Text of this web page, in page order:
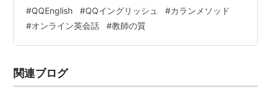
豊富なカリキュラム 月4回・8回・16回・30回、計画的
に選べる会費プラン 初めてでも安心、日本人スタッフの
サポート体制 開校15年、世界累計5,000万レッスンとい
カランメソッドだけじゃない、多彩なレッスンスタイ…
#QQEnglish #QQイングリッシュ #カランメソッド
#オンライン英会話 #教師の質
関連ブログ